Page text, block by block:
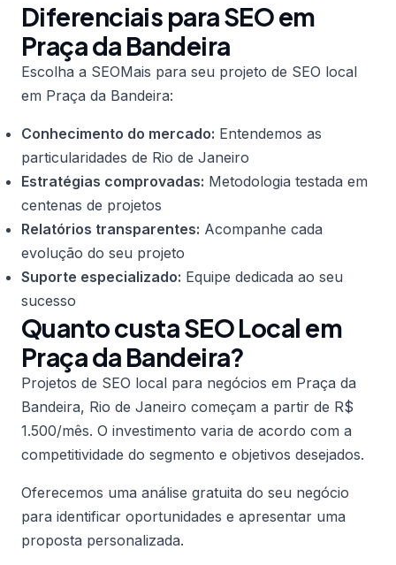
Diferenciais para SEO em
Praça da Bandeira
Escolha a SEOMais para seu projeto de SEO local
em Praça da Bandeira:
Conhecimento do mercado: Entendemos as
particularidades de Rio de Janeiro
Estratégias comprovadas: Metodologia testada em
centenas de projetos
Relatórios transparentes: Acompanhe cada
evolução do seu projeto
Suporte especializado: Equipe dedicada ao seu
sucesso
Quanto custa SEO Local em
Praça da Bandeira?
Projetos de SEO local para negócios em Praça da
Bandeira, Rio de Janeiro começam a partir de R$
1.500/mês. O investimento varia de acordo com a
competitividade do segmento e objetivos desejados.
Oferecemos uma análise gratuita do seu negócio
para identificar oportunidades e apresentar uma
proposta personalizada.